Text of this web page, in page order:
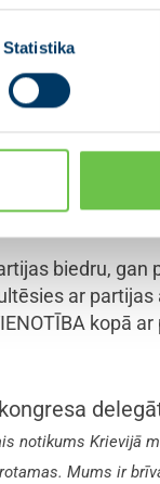
Statistikaka
reitingi ir
darbu Covid-19
soļus digitālas
biedru, gan
ar
kopā
notikums Krievijā
Mums ir